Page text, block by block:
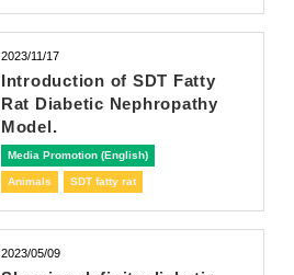
2023/11/17
Introduction of SDT Fatty
Rat Diabetic Nephropathy
Model.
Media Promotion (English)
Animals SDT fatty rat
2023/05/09